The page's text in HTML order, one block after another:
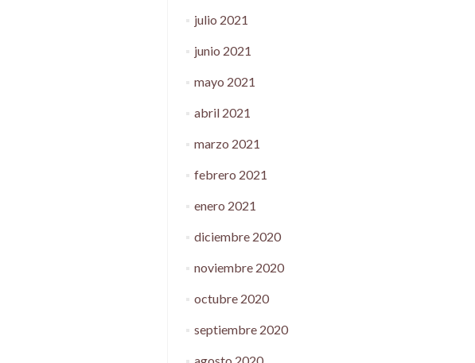
julio 2021
junio 2021
mayo 2021
abril 2021
marzo 2021
febrero 2021
enero 2021
diciembre 2020
noviembre 2020
octubre 2020
septiembre 2020